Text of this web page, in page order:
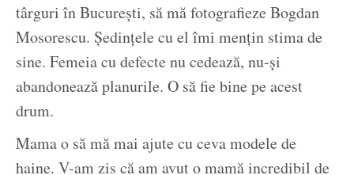
târguri în București, să mă fotografieze Bogdan
Mosorescu. Ședințele cu el îmi mențin stima de
sine. Femeia cu defecte nu cedează, nu-și
abandonează planurile. O să fie bine pe acest
drum.
Mama o să mă mai ajute cu ceva modele de
haine. V-am zis că am avut o mamă incredibil de